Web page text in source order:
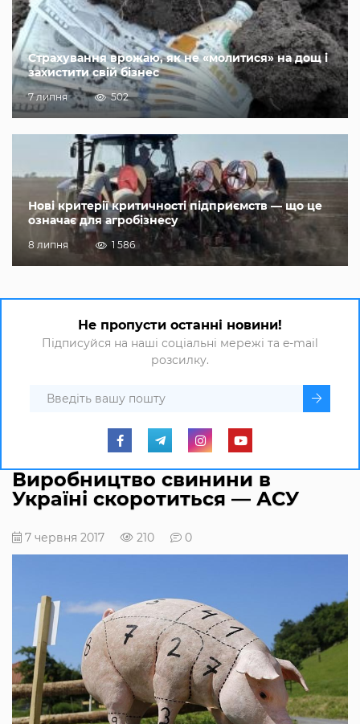
Страхування врожаю, як не «молитися» на дощ і
захистити свій бізнес
7 липня 502
Нові критерії критичності підприємств — що це
означає для агробізнесу
8 липня 1 586
Не пропусти останні новини!
Підписуйся на наші соціальні мережі та e-mail
розсилку.
Виробництво свинини в
Україні скоротиться — АСУ
7 червня 2017 210 0